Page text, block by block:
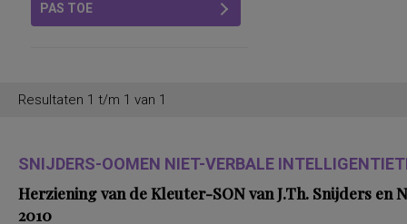
PAS TOE
Resultaten 1 t/m 1 van 1
SNIJDERS-OOMEN NIET-VERBALE
Herziening van de Kleuter-SON van J.Th. Snijders en
2010